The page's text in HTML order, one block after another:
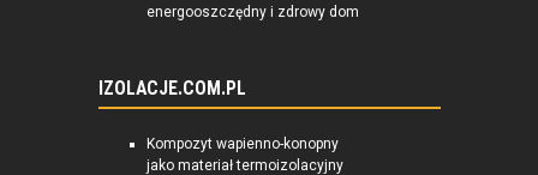
energooszczędny i zdrowy dom
IZOLACJE.COM.PL
Kompozyt wapienno-konopny
jako materiał termoizolacyjny